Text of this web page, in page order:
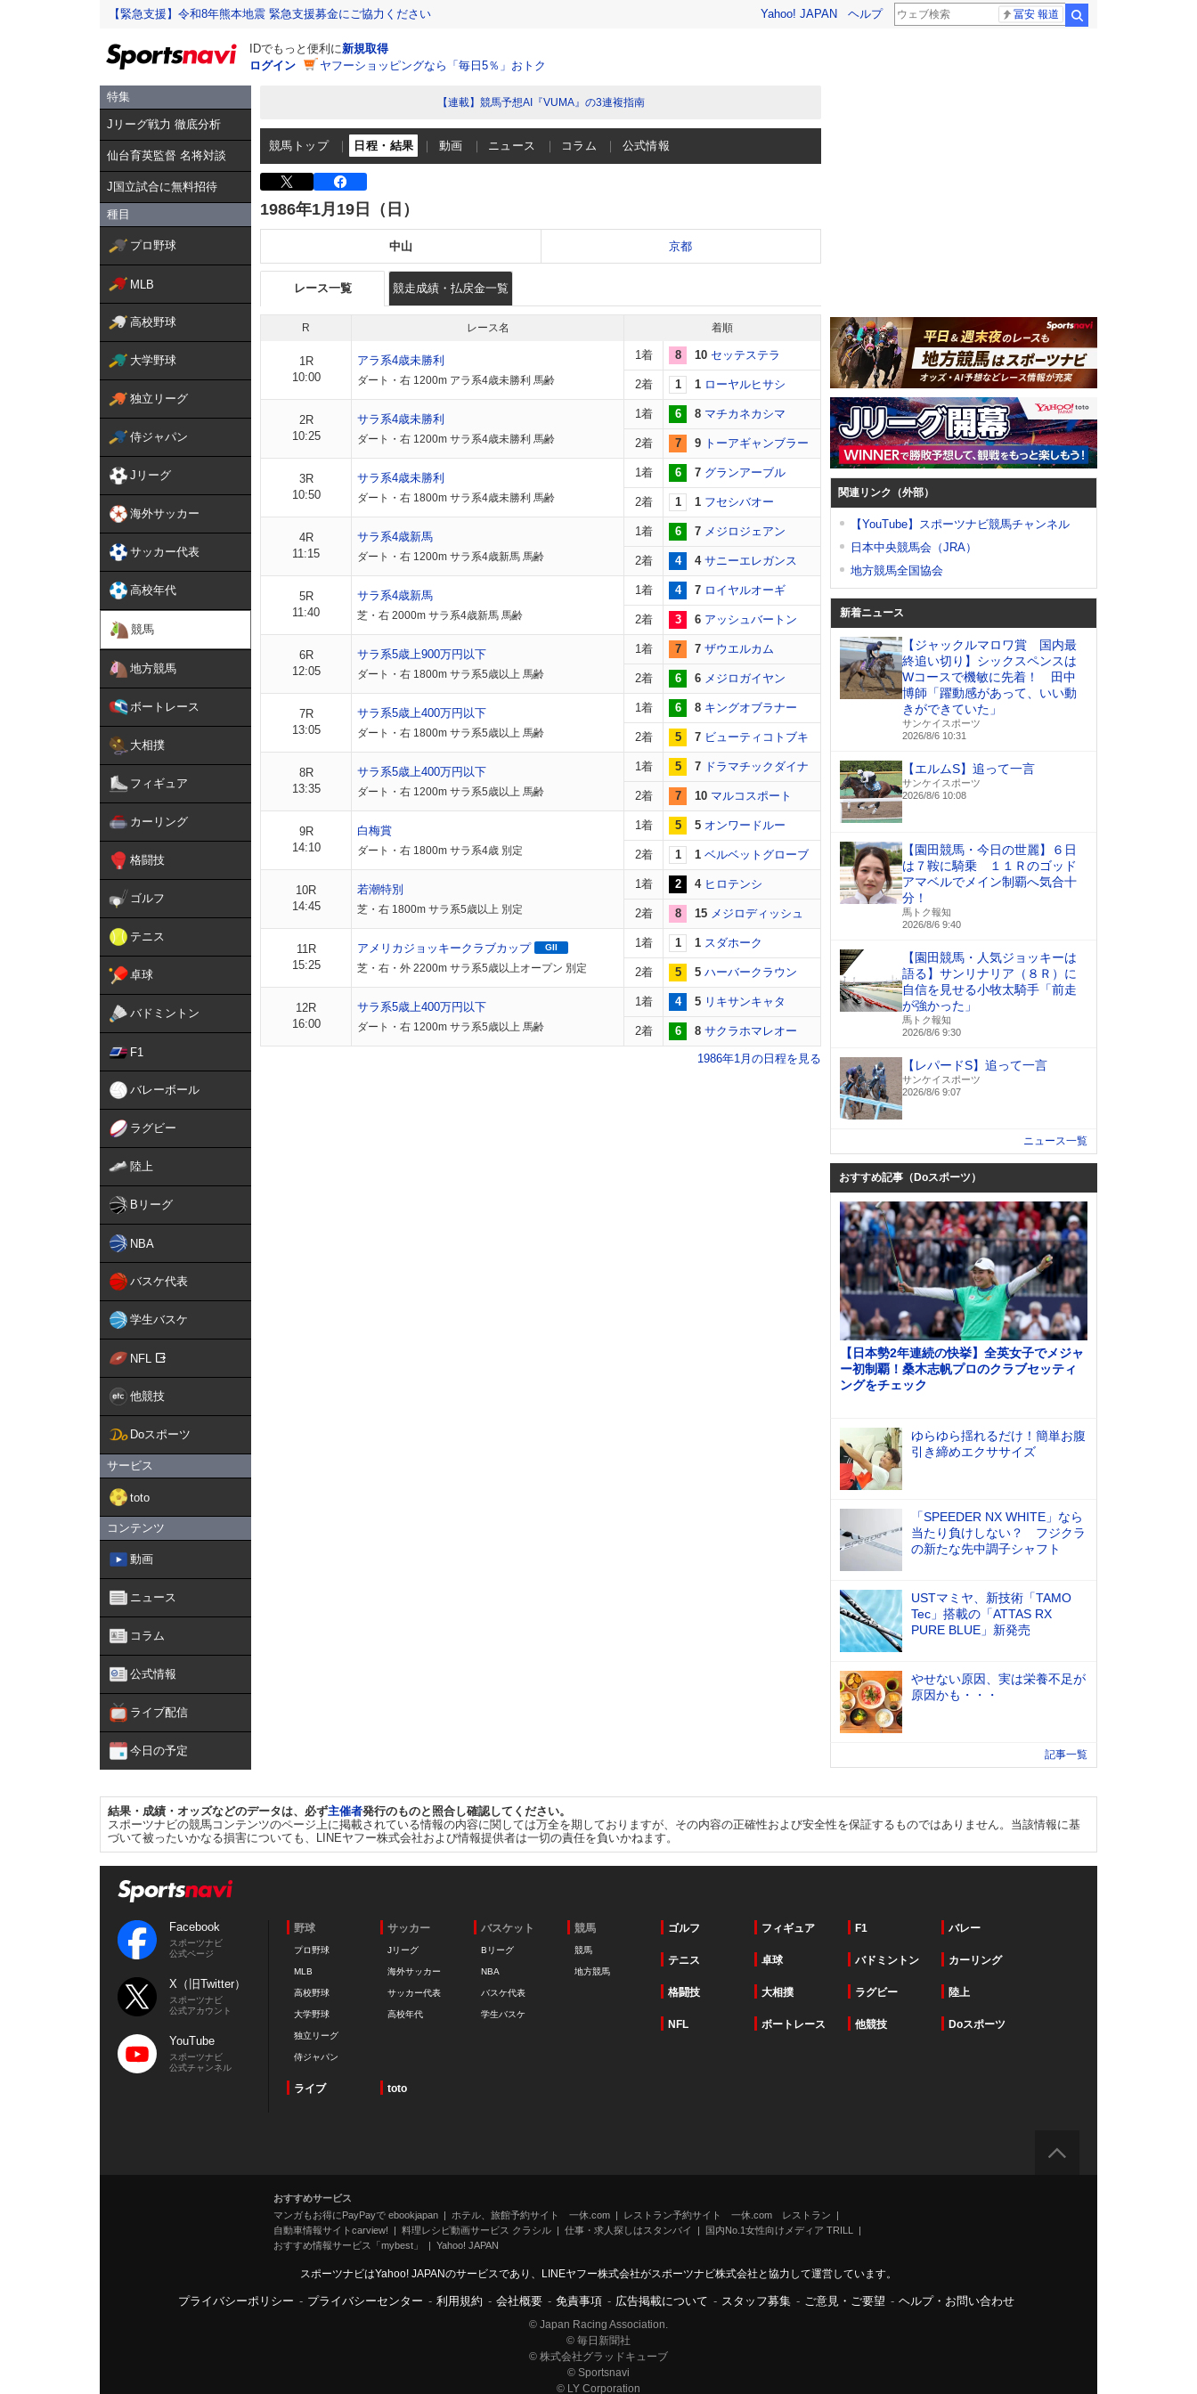
【緊急支援】令和8年熊本地震 緊急支援募金にご協力ください Yahoo! JAPAN ヘルプ 冨安 報道
IDでもっと便利に新規取得
ログイン
ヤフーショッピングなら「毎日5％」おトク
特集
Jリーグ戦力 徹底分析
仙台育英監督 名将対談
J国立試合に無料招待
種目
プロ野球
MLB
高校野球
大学野球
独立リーグ
侍ジャパン
Jリーグ
海外サッカー
サッカー代表
高校年代
競馬
地方競馬
ボートレース
大相撲
フィギュア
カーリング
格闘技
ゴルフ
テニス
卓球
バドミントン
F1
バレーボール
ラグビー
陸上
Bリーグ
NBA
バスケ代表
学生バスケ
NFL
他競技
Doスポーツ
サービス
toto
コンテンツ
動画
ニュース
コラム
公式情報
ライブ配信
今日の予定
【連載】競馬予想AI『VUMA』の3連複指南
競馬トップ 日程・結果 動画 ニュース コラム 公式情報
1986年1月19日（日）
中山 京都
レース一覧 競走成績・払戻金一覧
R レース名 着順
1R
10:00
アラ系4歳未勝利
ダート・右 1200m アラ系4歳未勝利 馬齢
1着 8 10 セッテステラ
2着 1 1 ローヤルヒサシ
2R
10:25
サラ系4歳未勝利
ダート・右 1200m サラ系4歳未勝利 馬齢
1着 6 8 マチカネカシマ
2着 7 9 トーアギャンブラー
3R
10:50
サラ系4歳未勝利
ダート・右 1800m サラ系4歳未勝利 馬齢
1着 6 7 グランアーブル
2着 1 1 フセシバオー
4R
11:15
サラ系4歳新馬
ダート・右 1200m サラ系4歳新馬 馬齢
1着 6 7 メジロジェアン
2着 4 4 サニーエレガンス
5R
11:40
サラ系4歳新馬
芝・右 2000m サラ系4歳新馬 馬齢
1着 4 7 ロイヤルオーギ
2着 3 6 アッシュバートン
6R
12:05
サラ系5歳上900万円以下
ダート・右 1800m サラ系5歳以上 馬齢
1着 7 7 ザウエルカム
2着 6 6 メジロガイヤン
7R
13:05
サラ系5歳上400万円以下
ダート・右 1800m サラ系5歳以上 馬齢
1着 6 8 キングオブラナー
2着 5 7 ビューティコトブキ
8R
13:35
サラ系5歳上400万円以下
ダート・右 1200m サラ系5歳以上 馬齢
1着 5 7 ドラマチックダイナ
2着 7 10 マルコスポート
9R
14:10
白梅賞
ダート・右 1800m サラ系4歳 別定
1着 5 5 オンワードルー
2着 1 1 ベルベットグローブ
10R
14:45
若潮特別
芝・右 1800m サラ系5歳以上 別定
1着 2 4 ヒロテンシ
2着 8 15 メジロディッシュ
11R
15:25
アメリカジョッキークラブカップ GII
芝・右・外 2200m サラ系5歳以上オープン 別定
1着 1 1 スダホーク
2着 5 5 ハーバークラウン
12R
16:00
サラ系5歳上400万円以下
ダート・右 1200m サラ系5歳以上 馬齢
1着 4 5 リキサンキャタ
2着 6 8 サクラホマレオー
1986年1月の日程を見る
関連リンク（外部）
【YouTube】スポーツナビ競馬チャンネル
日本中央競馬会（JRA）
地方競馬全国協会
新着ニュース
【ジャックルマロワ賞 国内最
終追い切り】シックスペンスは
Wコースで機敏に先着！ 田中
博師「躍動感があって、いい動
きができていた」
サンケイスポーツ
2026/8/6 10:31
【エルムS】追って一言
サンケイスポーツ
2026/8/6 10:08
【園田競馬・今日の世麗】６日
は７鞍に騎乗 １１Ｒのゴッド
アマベルでメイン制覇へ気合十
分！
馬トク報知
2026/8/6 9:40
【園田競馬・人気ジョッキーは
語る】サンリナリア（８Ｒ）に
自信を見せる小牧太騎手「前走
が強かった」
馬トク報知
2026/8/6 9:30
【レパードS】追って一言
サンケイスポーツ
2026/8/6 9:07
ニュース一覧
おすすめ記事（Doスポーツ）
【日本勢2年連続の快挙】全英女子でメジャ
ー初制覇！桑木志帆プロのクラブセッティ
ングをチェック
ゆらゆら揺れるだけ！簡単お腹
引き締めエクササイズ
「SPEEDER NX WHITE」なら
当たり負けしない？ フジクラ
の新たな先中調子シャフト
USTマミヤ、新技術「TAMO
Tec」搭載の「ATTAS RX
PURE BLUE」新発売
やせない原因、実は栄養不足が
原因かも・・・
記事一覧
結果・成績・オッズなどのデータは、必ず主催者発行のものと照合し確認してください。
スポーツナビの競馬コンテンツのページ上に掲載されている情報の内容に関しては万全を期しておりますが、その内容の正確性および安全性を保証するものではありません。当該情報に基
づいて被ったいかなる損害についても、LINEヤフー株式会社および情報提供者は一切の責任を負いかねます。
Facebook
スポーツナビ
公式ページ
X（旧Twitter）
スポーツナビ
公式アカウント
YouTube
スポーツナビ
公式チャンネル
野球
プロ野球
MLB
高校野球
大学野球
独立リーグ
侍ジャパン
サッカー
Jリーグ
海外サッカー
サッカー代表
高校年代
バスケット
Bリーグ
NBA
バスケ代表
学生バスケ
競馬
競馬
地方競馬
ゴルフ フィギュア F1 バレー
テニス 卓球 バドミントン カーリング
格闘技 大相撲 ラグビー 陸上
NFL ボートレース 他競技 Doスポーツ
ライブ toto
おすすめサービス
マンガもお得にPayPayで ebookjapan
ホテル、旅館予約サイト 一休.com
レストラン予約サイト 一休.com レストラン
自動車情報サイトcarview!
料理レシピ動画サービス クラシル 仕事・求人探しはスタンバイ
国内No.1女性向けメディア TRILL
おすすめ情報サービス「mybest」
Yahoo! JAPAN
スポーツナビはYahoo! JAPANのサービスであり、LINEヤフー株式会社がスポーツナビ株式会社と協力して運営しています。
プライバシーポリシー - プライバシーセンター - 利用規約 - 会社概要 - 免責事項 - 広告掲載について - スタッフ募集 - ご意見・ご要望 - ヘルプ・お問い合わせ
© Japan Racing Association.
© 毎日新聞社
© 株式会社グラッドキューブ
© Sportsnavi
© LY Corporation